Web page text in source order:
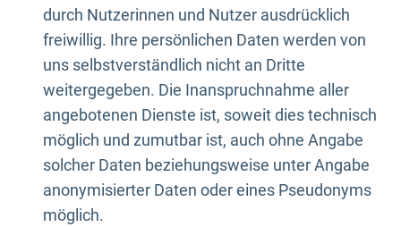
durch Nutzerinnen und Nutzer ausdrücklich
freiwillig. Ihre persönlichen Daten werden von
uns selbstverständlich nicht an Dritte
weitergegeben. Die Inanspruchnahme aller
angebotenen Dienste ist, soweit dies technisch
möglich und zumutbar ist, auch ohne Angabe
solcher Daten beziehungsweise unter Angabe
anonymisierter Daten oder eines Pseudonyms
möglich.